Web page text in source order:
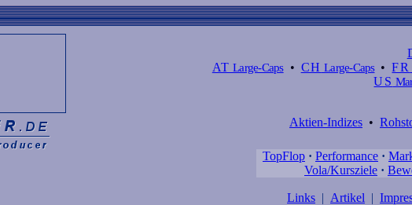
AT Large-Caps• CH Large-Caps•FR
US
Aktien-Indizes •
TopFlop · Performance ·
Vola/Kursziele ·
Links | Artikel |